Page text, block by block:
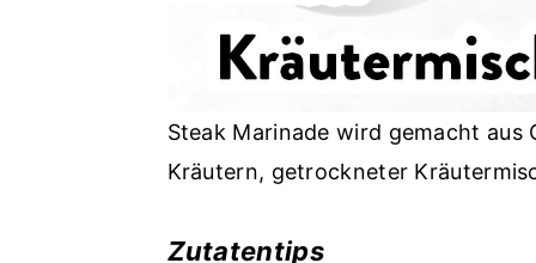
Steak Marinade wird gemacht aus
Kräutern, getrockneter
Zutatentips